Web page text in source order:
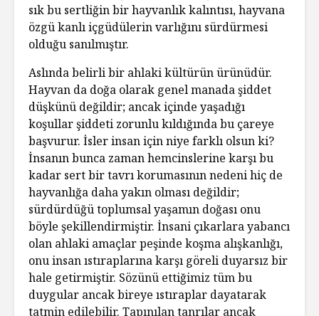
sık bu sertliğin bir hayvanlık kalıntısı, hayvana
özgü kanlı içgüdülerin varlığını sürdürmesi
olduğu sanılmıştır.
Aslında belirli bir ahlaki kültürün ürünüdür.
Hayvan da doğa olarak genel manada şiddet
düşkünü değildir; ancak içinde yaşadığı
koşullar şiddeti zorunlu kıldığında bu çareye
başvurur. İsler insan için niye farklı olsun ki?
İnsanın bunca zaman hemcinslerine karşı bu
kadar sert bir tavrı korumasının nedeni hiç de
hayvanlığa daha yakın olması değildir;
sürdürdüğü toplumsal yaşamın doğası onu
böyle şekillendirmiştir. İnsani çıkarlara yabancı
olan ahlaki amaçlar peşinde koşma alışkanlığı,
onu insan ıstıraplarına karşı göreli duyarsız bir
hale getirmiştir. Sözünü ettiğimiz tüm bu
duygular ancak bireye ıstıraplar dayatarak
tatmin edilebilir. Tapınılan tanrılar ancak